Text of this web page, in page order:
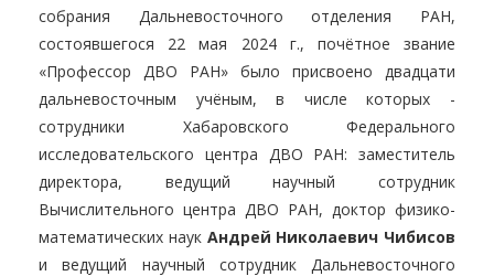
собрания Дальневосточного отделения РАН,
состоявшегося 22 мая 2024 г., почётное звание
«Профессор ДВО РАН» было присвоено двадцати
дальневосточным учёным, в числе которых -
сотрудники Хабаровского Федерального
исследовательского центра ДВО РАН: заместитель
директора, ведущий научный сотрудник
Вычислительного центра ДВО РАН, доктор физико-
математических наук Андрей Николаевич Чибисов
и ведущий научный сотрудник Дальневосточного